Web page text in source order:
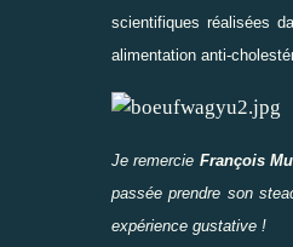
scientifiques réalisées
alimentation anti-
Je remercie François
passée prendre son
expérience gustative !